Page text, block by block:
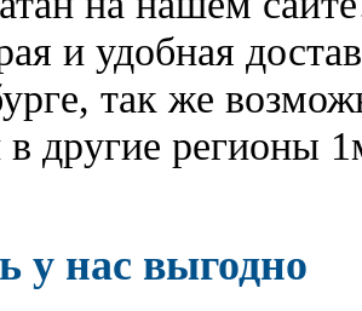
и удобная
так же
в другие регионы
у нас выгодно